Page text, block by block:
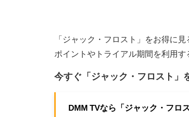
「ジャック・フロスト」をお得に
ポイントやトライアル期間を利用す
今すぐ「ジャック・フロスト」
DMM TVなら「ジャック・フロ